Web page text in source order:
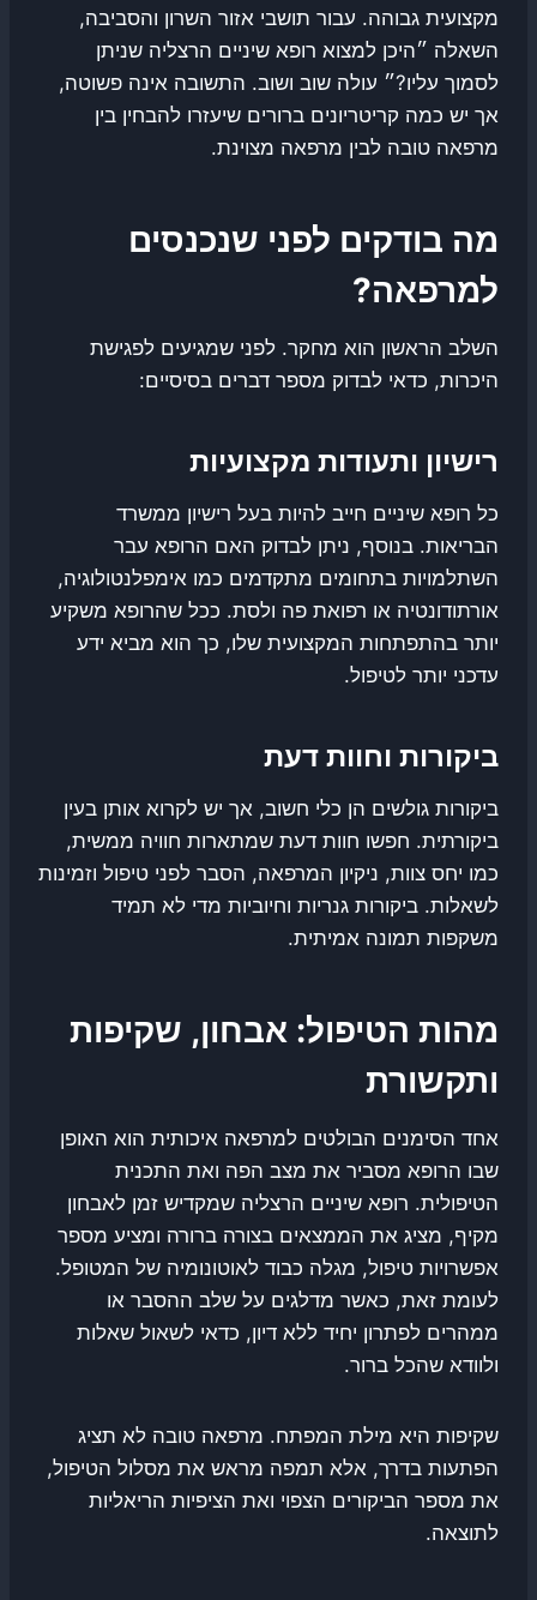
מקצועית גבוהה. עבור תושבי אזור השרון והסביבה,
השאלה ״היכן למצוא רופא שיניים הרצליה שניתן
לסמוך עליו?״ עולה שוב ושוב. התשובה אינה פשוטה,
אך יש כמה קריטריונים ברורים שיעזרו להבחין בין
מרפאה טובה לבין מרפאה מצוינת.
מה בודקים לפני שנכנסים
למרפאה?
השלב הראשון הוא מחקר. לפני שמגיעים לפגישת
היכרות, כדאי לבדוק מספר דברים בסיסיים:
רישיון ותעודות מקצועיות
כל רופא שיניים חייב להיות בעל רישיון ממשרד
הבריאות. בנוסף, ניתן לבדוק האם הרופא עבר
השתלמויות בתחומים מתקדמים כמו אימפלנטולוגיה,
אורתודונטיה או רפואת פה ולסת. ככל שהרופא משקיע
יותר בהתפתחות המקצועית שלו, כך הוא מביא ידע
עדכני יותר לטיפול.
ביקורות וחוות דעת
ביקורות גולשים הן כלי חשוב, אך יש לקרוא אותן בעין
ביקורתית. חפשו חוות דעת שמתארות חוויה ממשית,
כמו יחס צוות, ניקיון המרפאה, הסבר לפני טיפול וזמינות
לשאלות. ביקורות גנריות וחיוביות מדי לא תמיד
משקפות תמונה אמיתית.
מהות הטיפול: אבחון, שקיפות
ותקשורת
אחד הסימנים הבולטים למרפאה איכותית הוא האופן
שבו הרופא מסביר את מצב הפה ואת התכנית
הטיפולית. רופא שיניים הרצליה שמקדיש זמן לאבחון
מקיף, מציג את הממצאים בצורה ברורה ומציע מספר
אפשרויות טיפול, מגלה כבוד לאוטונומיה של המטופל.
לעומת זאת, כאשר מדלגים על שלב ההסבר או
ממהרים לפתרון יחיד ללא דיון, כדאי לשאול שאלות
ולוודא שהכל ברור.
שקיפות היא מילת המפתח. מרפאה טובה לא תציג
הפתעות בדרך, אלא תמפה מראש את מסלול הטיפול,
את מספר הביקורים הצפוי ואת הציפיות הריאליות
לתוצאה.